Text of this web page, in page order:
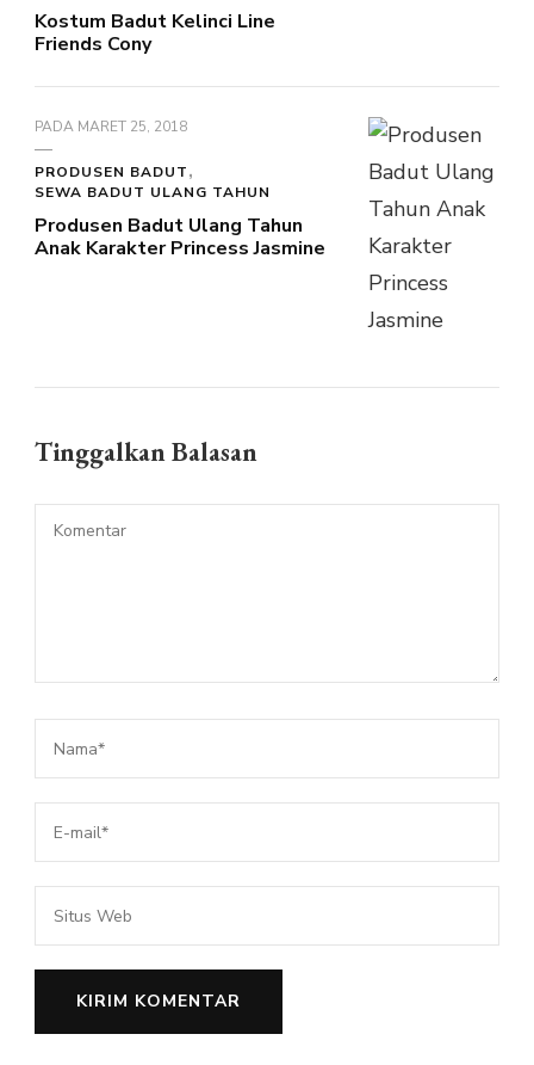
Kostum Badut Kelinci Line
Friends Cony
PADA MARET 25, 2018
PRODUSEN BADUT
SEWA BADUT ULANG TAHUN
Produsen Badut Ulang Tahun
Anak Karakter Princess Jasmine
Tinggalkan Balasan